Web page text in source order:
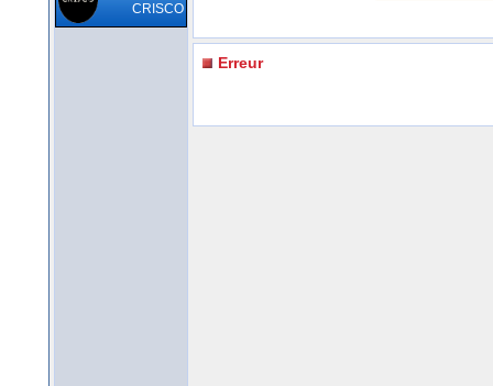
CRISCO
Erreur